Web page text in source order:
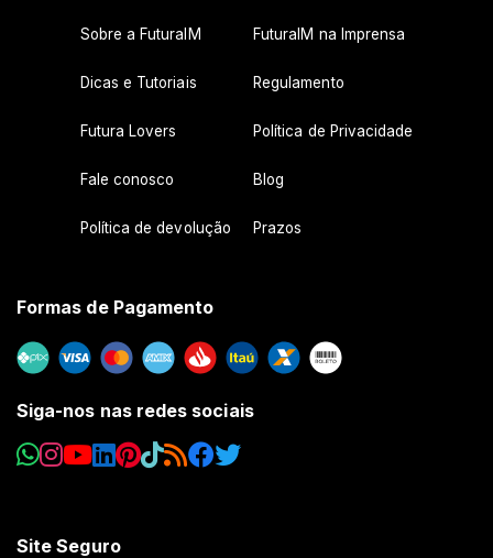
Sobre a FuturaIM FuturaIM na Imprensa
Dicas e Tutoriais Regulamento
Futura Lovers Política de Privacidade
Fale conosco Blog
Política de devolução Prazos
Formas de Pagamento
Siga-nos nas redes sociais
Site Seguro